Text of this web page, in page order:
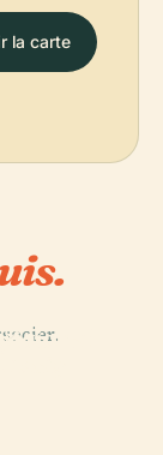
la carte
de